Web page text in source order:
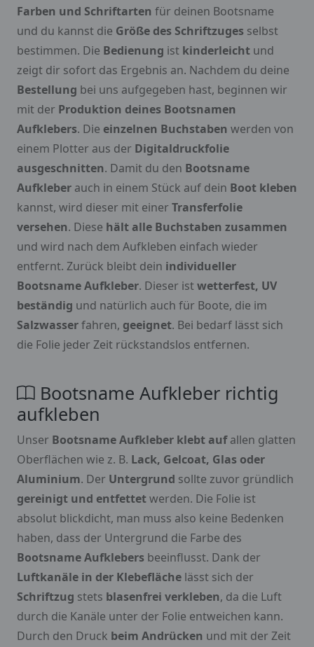
Farben und Schriftarten für deinen Bootsname
und du kannst die Größe des Schriftzuges selbst
bestimmen. Die Bedienung ist kinderleicht und
zeigt dir sofort das Ergebnis an. Nachdem du deine
Bestellung bei uns aufgegeben hast, beginnen wir
mit der Produktion deines Bootsnamen
Aufklebers. Die einzelnen Buchstaben werden von
einem Plotter aus der Digitaldruckfolie
ausgeschnitten. Damit du den Bootsname
Aufkleber auch in einem Stück auf dein Boot kleben
kannst, wird dieser mit einer Transferfolie
versehen. Diese hält alle Buchstaben zusammen
und wird nach dem Aufkleben einfach wieder
entfernt. Zurück bleibt dein individueller
Bootsname Aufkleber. Dieser istwetterfest, UV
beständig und natürlich auch für Boote, die im
Salzwasserfahren, geeignet. Bei bedarf lässt sich
die Folie jeder Zeit rückstandslos entfernen.
Bootsname Aufkleber richtig
aufkleben
Unser Bootsname Aufkleber klebt aufallen glatten
Oberflächen wie z. B. Lack, Gelcoat, Glas oder
Aluminium. Der Untergrund sollte zuvor gründlich
gereinigt und entfettetwerden. Die Folie ist
absolut blickdicht, man muss also keine Bedenken
haben, dass der Untergrund die Farbe des
Bootsname Aufklebers beeinflusst. Dank der
Luftkanäle in der Klebefläche lässt sich der
Schriftzug stets blasenfrei verkleben, da die Luft
durch die Kanäle unter der Folie entweichen kann.
Durch den Druck beim Andrücken und mit der Zeit